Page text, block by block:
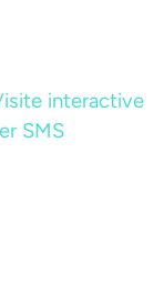
interactive
SMS